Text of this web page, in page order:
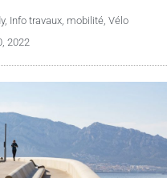
, Info travaux, mobilité, Vélo
2022